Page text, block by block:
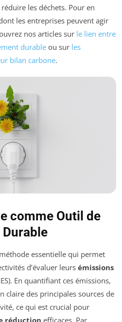
les déchets. Pour en
les entreprises peuvent agir
nos articles sur le lien entre
durable ou sur les
bilan carbone.
comme Outil de
essentielle qui permet
d’évaluer leurs émissions
En quantifiant ces émissions,
claire des principales sources de
ce qui est crucial pour
réduction efficaces. Par